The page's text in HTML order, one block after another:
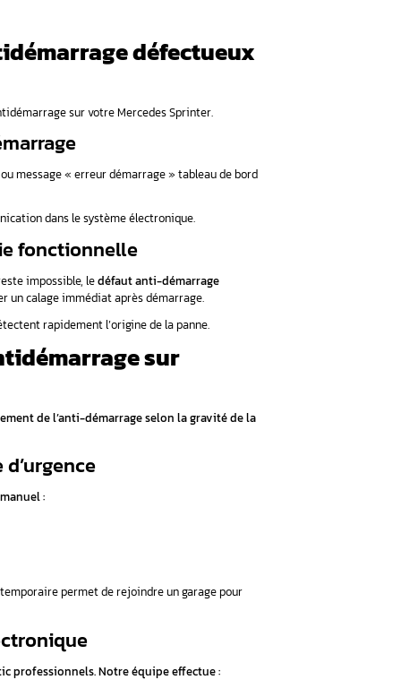
le système antidémarrage
Mercedes Sprinter constitue une protection antivol
impossible sans la clé électronique transpondeur
du système électronique
sur plusieurs éléments interconnectés :
dans la clé
boîtier de contrôle principal
entre composants
pour capter le signal
correspondance des codes. En cas de reconnaissance, le
efficacement les tentatives de vol par court-circuit du
d’un antidémarrage
un dysfonctionnement antidémarrage sur votre